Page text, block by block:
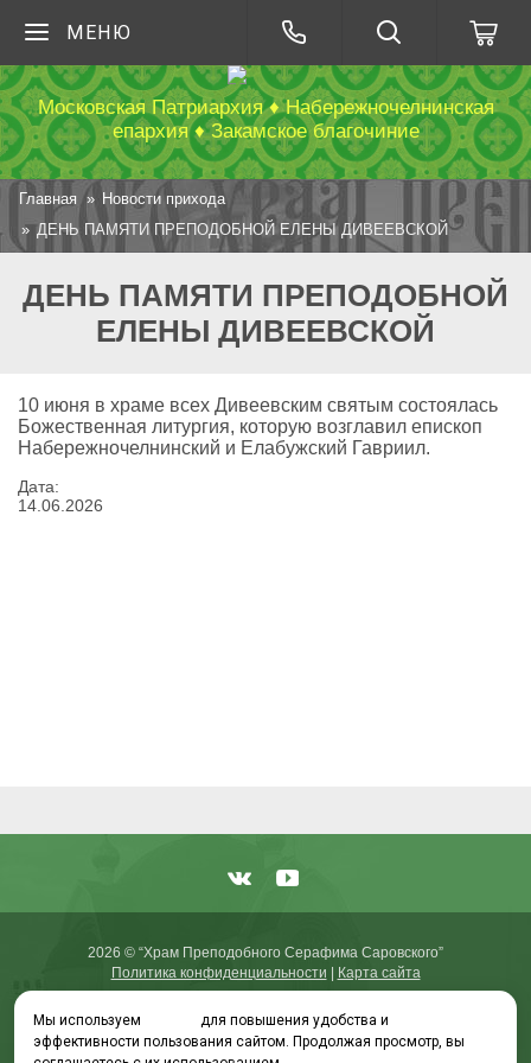
МЕНЮ
Московская Патриархия ♦ Набережночелнинская
епархия ♦ Закамское благочиние
Главная
Новости прихода
ДЕНЬ ПАМЯТИ ПРЕПОДОБНОЙ ЕЛЕНЫ ДИВЕЕВСКОЙ
ДЕНЬ ПАМЯТИ ПРЕПОДОБНОЙ
ЕЛЕНЫ ДИВЕЕВСКОЙ
10 июня в храме всех Дивеевским святым состоялась
Божественная литургия, которую возглавил епископ
Набережночелнинский и Елабужский Гавриил.
Дата:
14 06 2026
2026 © “Храм Преподобного Серафима Саровского”
Политика конфиденциальности
Карта сайта
Мы используем
для повышения удобства и
эффективности пользования сайтом. Продолжая просмотр, вы